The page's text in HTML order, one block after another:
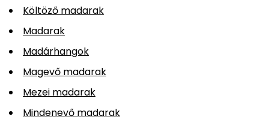
Költöző madarak
Madarak
Madárhangok
Magevő madarak
Mezei madarak
Mindenevő madarak